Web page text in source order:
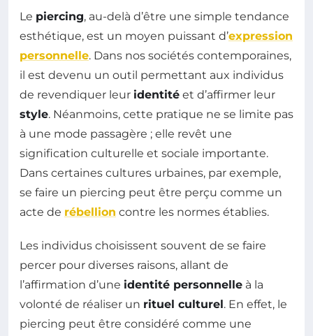
Le piercing, au-delà d’être une simple tendance
esthétique, est un moyen puissant d’expression
personnelle. Dans nos sociétés contemporaines,
il est devenu un outil permettant aux individus
de revendiquer leur identité et d’affirmer leur
style. Néanmoins, cette pratique ne se limite pas
à une mode passagère ; elle revêt une
signification culturelle et sociale importante.
Dans certaines cultures urbaines, par exemple,
se faire un piercing peut être perçu comme un
acte de rébellion contre les normes établies.
Les individus choisissent souvent de se faire
percer pour diverses raisons, allant de
l’affirmation d’une identité personnelle à la
volonté de réaliser un rituel culturel. En effet, le
piercing peut être considéré comme une